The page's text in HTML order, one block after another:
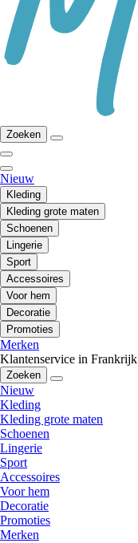
Zoeken
Nieuw
Kleding
Kleding grote maten
Schoenen
Lingerie
Sport
Accessoires
Voor hem
Decoratie
Promoties
Merken
Klantenservice in Frankrijk
Zoeken
Nieuw
Kleding
Kleding grote maten
Schoenen
Lingerie
Sport
Accessoires
Voor hem
Decoratie
Promoties
Merken